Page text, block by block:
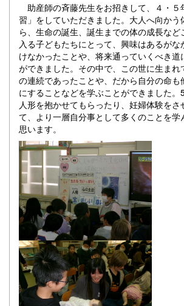
助産師の斉藤先生をお招きして、４・５
習」をしていただきました。大人へ向かう
ら、生命の誕生、誕生までの体の成長など
入る子どもたちにとって、興味はあるが
けなかったことや、将来通っていくべき道
ができました。その中で、この世に生まれ
の連続であったことや、だから自分の命も
にすることなどを学ぶことができました
人形を抱かせてもらったり、妊婦体験をさ
て、より一層自分事として多くのことを学
思います。